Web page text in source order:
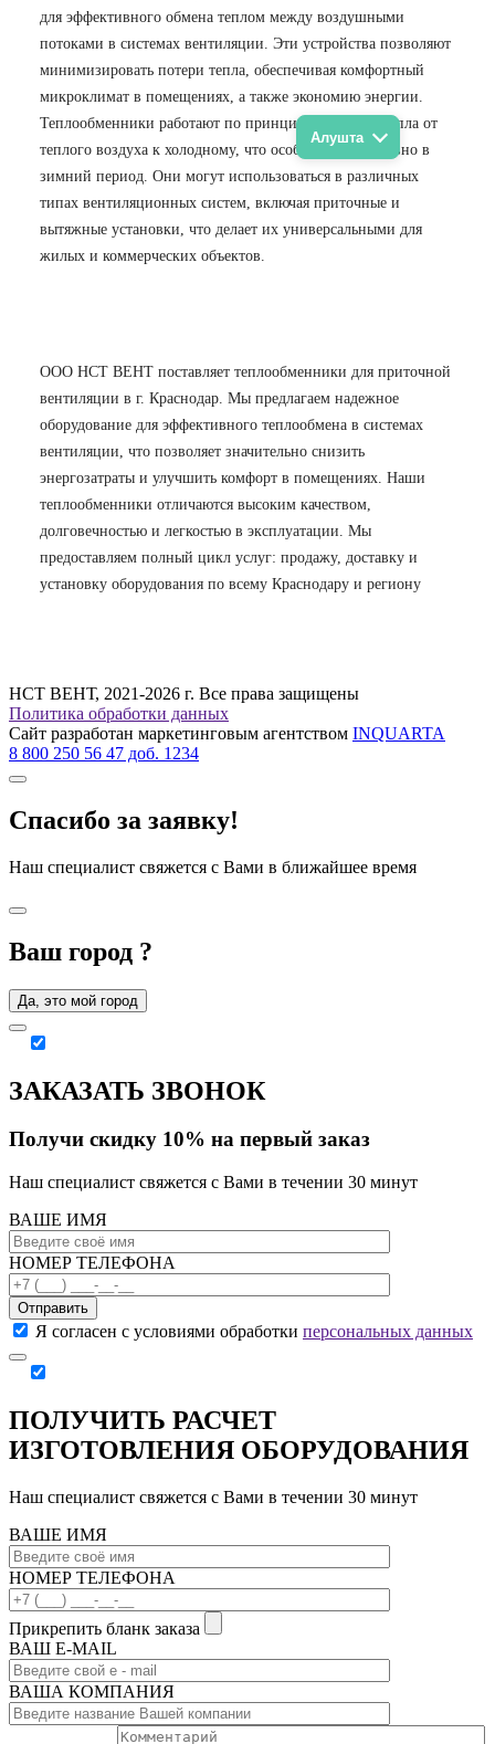
Алушта
для эффективного обмена теплом между воздушными
потоками в системах вентиляции. Эти устройства позволяют
минимизировать потери тепла, обеспечивая комфортный
микроклимат в помещениях, а также экономию энергии.
Теплообменники работают по принципу передачи тепла от
теплого воздуха к холодному, что особенно эффективно в
зимний период. Они могут использоваться в различных
типах вентиляционных систем, включая приточные и
вытяжные установки, что делает их универсальными для
жилых и коммерческих объектов.
ООО НСТ ВЕНТ поставляет теплообменники для приточной
вентиляции в г. Краснодар. Мы предлагаем надежное
оборудование для эффективного теплообмена в системах
вентиляции, что позволяет значительно снизить
энергозатраты и улучшить комфорт в помещениях. Наши
теплообменники отличаются высоким качеством,
долговечностью и легкостью в эксплуатации. Мы
предоставляем полный цикл услуг: продажу, доставку и
установку оборудования по всему Краснодару и региону
НСТ ВЕНТ, 2021-2026 г. Все права защищены
Политика обработки данных
Сайт разработан маркетинговым агентством INQUARTA
8 800 250 56 47 доб. 1234
Спасибо за заявку!
Наш специалист свяжется с Вами в ближайшее время
Ваш город ?
Да, это мой город
ЗАКАЗАТЬ ЗВОНОК
Получи скидку 10% на первый заказ
Наш специалист свяжется с Вами в течении 30 минут
ВАШЕ ИМЯ
НОМЕР ТЕЛЕФОНА
Отправить
Я согласен с условиями обработки персональных данных
ПОЛУЧИТЬ РАСЧЕТ
ИЗГОТОВЛЕНИЯ ОБОРУДОВАНИЯ
Наш специалист свяжется с Вами в течении 30 минут
ВАШЕ ИМЯ
НОМЕР ТЕЛЕФОНА
Прикрепить бланк заказа
ВАШ Е-МAIL
ВАША КОМПАНИЯ